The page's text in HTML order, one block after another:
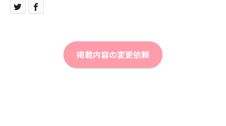
掲載内容の変更依頼